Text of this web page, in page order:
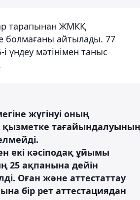
тарапынан ЖМКҚ
болмағаны айтылады. 77
үндеу мәтінімен таныс
жүгінуі оның
екі кәсіподақ ұйымы
25 ақпанына дейін
Оған және аттестаттау
бір рет аттестациядан